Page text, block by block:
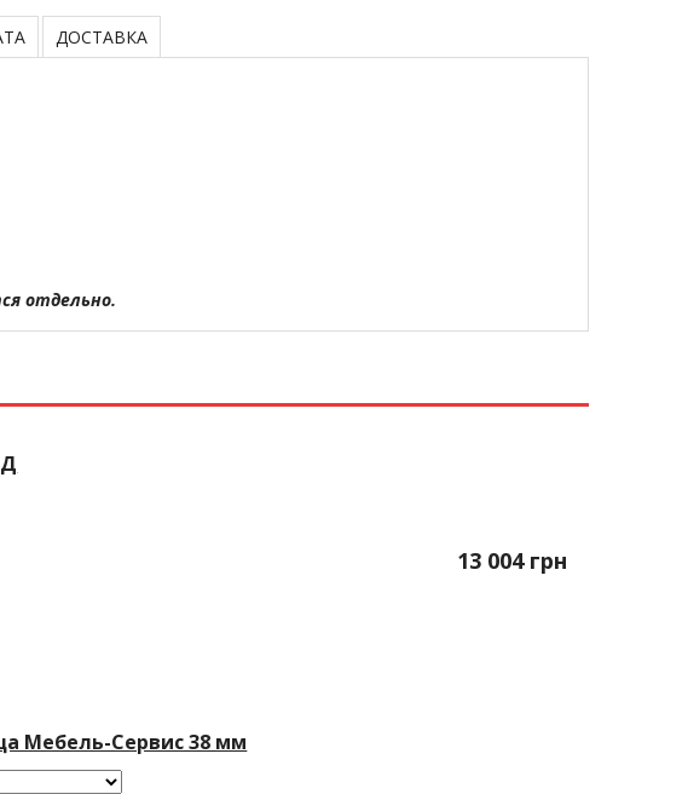
ДОСТАВКА
отдельно.
13 004 грн
Мебель-Сервис 38 мм